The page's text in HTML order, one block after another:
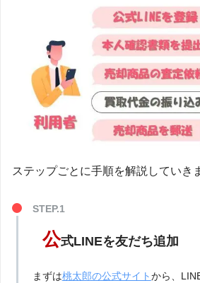
ステップごとに手順を解説していき
公式LINEを友だち追加
まずは桃太郎の公式サイトから、